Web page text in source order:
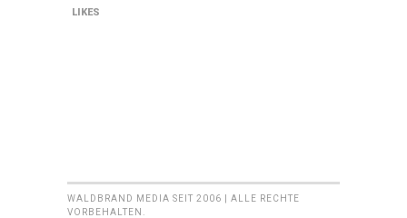
LIKES
WALDBRAND MEDIA SEIT 2006 | ALLE RECHTE
VORBEHALTEN.